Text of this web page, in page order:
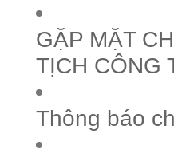
GẶP MẶT
TỊCH CÔNG
Thông báo